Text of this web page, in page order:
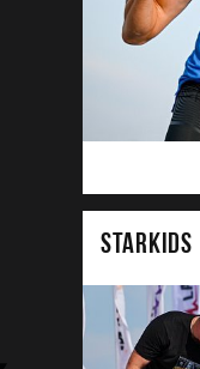
STARKIDS